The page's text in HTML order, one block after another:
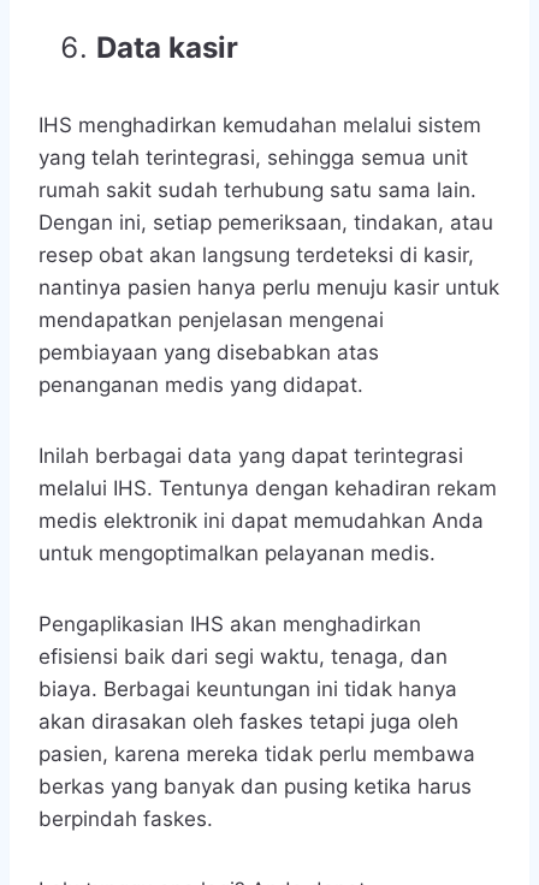
Data kasir
IHS menghadirkan kemudahan melalui sistem
yang telah terintegrasi, sehingga semua unit
rumah sakit sudah terhubung satu sama lain.
Dengan ini, setiap pemeriksaan, tindakan, atau
resep obat akan langsung terdeteksi di kasir,
nantinya pasien hanya perlu menuju kasir untuk
mendapatkan penjelasan mengenai
pembiayaan yang disebabkan atas
penanganan medis yang didapat.
Inilah berbagai data yang dapat terintegrasi
melalui IHS. Tentunya dengan kehadiran rekam
medis elektronik ini dapat memudahkan Anda
untuk mengoptimalkan pelayanan medis.
Pengaplikasian IHS akan menghadirkan
efisiensi baik dari segi waktu, tenaga, dan
biaya. Berbagai keuntungan ini tidak hanya
akan dirasakan oleh faskes tetapi juga oleh
pasien, karena mereka tidak perlu membawa
berkas yang banyak dan pusing ketika harus
berpindah faskes.